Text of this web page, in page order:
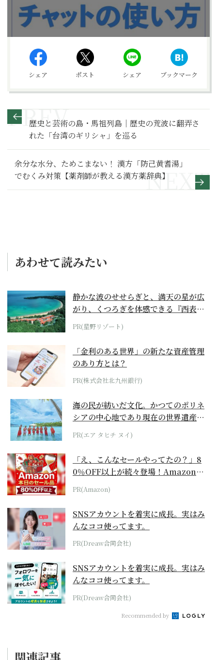
シェア ポスト シェア ブックマーク
歴史と芸術の島・馬祖列島｜歴史の荒波に翻弄さ
れた「台湾のギリシャ」を巡る
余分な水分、ためこまない！ 漢方「防己黄耆湯」
でむくみ対策【薬剤師が教える漢方薬辞典】
あわせて読みたい
静かな波のせせらぎと、満天の星が広
がり、くつろぎを体感できる『西表島
ホテル by...
PR(星野リゾート)
「金利のある世界」の新たな資産管理
のあり方とは？
PR(株式会社北九州銀行)
海の民が紡いだ文化。かつてのポリネ
シアの中心地であり現在の世界遺産か
らみえてくる...
PR(エア タヒチ ヌイ)
「え、こんなセールやってたの？」8
0％OFF以上が続々登場！Amazonの
本気が...
PR(Amazon)
SNSアカウントを着実に成長。実はみ
んなココ使ってます。
PR(Dreaw合同会社)
SNSアカウントを着実に成長。実はみ
んなココ使ってます。
PR(Dreaw合同会社)
Recommended by